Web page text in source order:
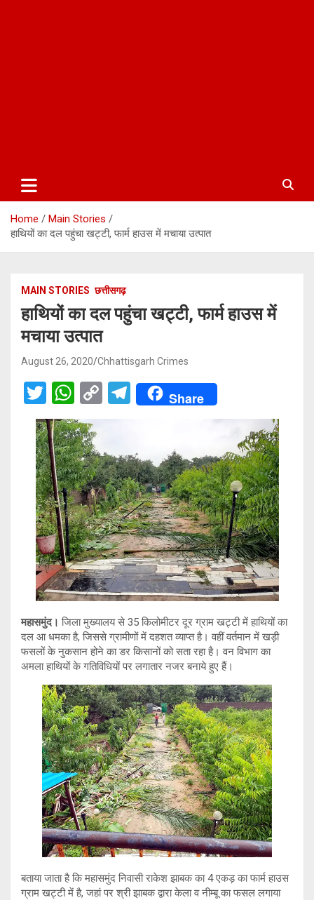
Home
Main Stories
हाथियों का दल पहुंचा खट्टी, फार्म हाउस में मचाया उत्पात
MAIN STORIES छत्तीसगढ़
हाथियों का दल पहुंचा खट्टी, फार्म हाउस में
मचाया उत्पात
August 26, 2020 Chhattisgarh Crimes
T
wi
tt
er
W
h
at
s
A
p
p
C
Li
n
k
T
gr
a
m
Share
महासमुंद। जिला मुख्यालय से 35 किलोमीटर दूर ग्राम खट्टी में हाथियों का
दल आ धमका है, जिससे ग्रामीणों में दहशत व्याप्त है। वहीं वर्तमान में खड़ी
फसलों के नुकसान होने का डर किसानों को सता रहा है। वन विभाग का
अमला हाथियों के गतिविधियों पर लगातार नजर बनाये हुए हैं।
बताया जाता है कि महासमुंद निवासी राकेश झाबक का 4 एकड़ का फार्म हाउस
ग्राम खट्टी में है, जहां पर श्री झाबक द्वारा केला व नीम्बू का फसल लगाया